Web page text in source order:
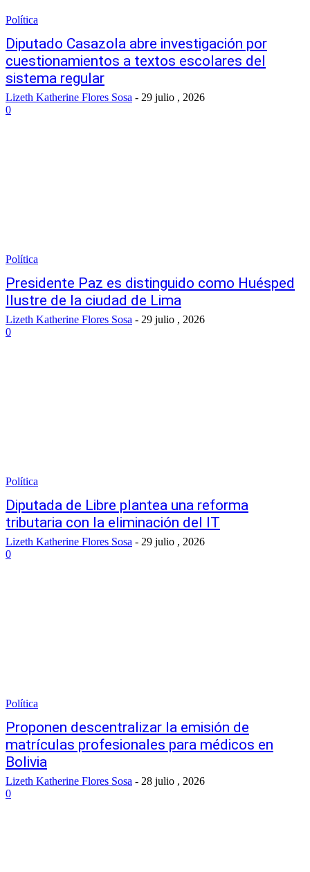
Política
Diputado Casazola abre investigación por
cuestionamientos a textos escolares del
sistema regular
Lizeth Katherine Flores Sosa - 29 julio , 2026
0
Política
Presidente Paz es distinguido como Huésped
Ilustre de la ciudad de Lima
Lizeth Katherine Flores Sosa - 29 julio , 2026
0
Política
Diputada de Libre plantea una reforma
tributaria con la eliminación del IT
Lizeth Katherine Flores Sosa - 29 julio , 2026
0
Política
Proponen descentralizar la emisión de
matrículas profesionales para médicos en
Bolivia
Lizeth Katherine Flores Sosa - 28 julio , 2026
0